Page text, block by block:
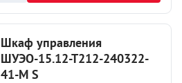
Шкаф управления
ШУЭО-15.12-Т212-240322-
41-М S